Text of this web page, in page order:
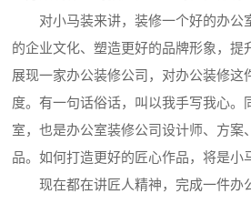
对小马装来讲，装修一个好的办公
的企业文化、塑造更好的品牌形象，提
展现一家办公装修公司，对办公装修这
度。有一句话俗话，叫以我手写我心。
室，也是办公室装修公司设计师、方案
品。如何打造更好的匠心作品，将是小
现在都在讲匠人精神，完成一件办